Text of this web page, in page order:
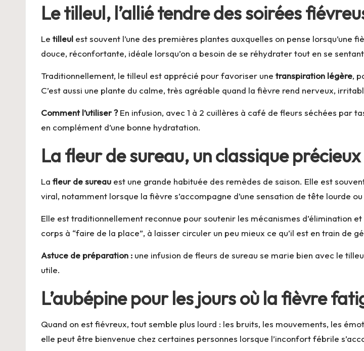
Le tilleul, l’allié tendre des soirées
Le tilleul est souvent l’une des premières plantes auxquelles on pense lorsqu’une
douce, réconfortante, idéale lorsqu’on a besoin de se réhydrater tout en se
Traditionnellement, le tilleul est apprécié pour favoriser une transpiration légère,
C’est aussi une plante du calme, très agréable quand la fièvre rend nerveux,
Comment l’utiliser ?En infusion, avec 1 à 2 cuillères à café de fleurs séchées par
en complément d’une bonne hydratation.
La fleur de sureau, un classique précieux
La fleur de sureau est une grande habituée des remèdes de saison. Elle est
viral, notamment lorsque la fièvre s’accompagne d’une sensation de tête lourde
Elle est traditionnellement reconnue pour soutenir les mécanismes d’élimination
corps à “faire de la place”, à laisser circuler un peu mieux ce qu’il est en train de
Astuce de préparation : une infusion de fleurs de sureau se marie bien avec le
utile.
L’aubépine pour les jours où la fièvre
Quand on est fiévreux, tout semble plus lourd : les bruits, les mouvements, les
elle peut être bienvenue chez certaines personnes lorsque l’inconfort fébrile